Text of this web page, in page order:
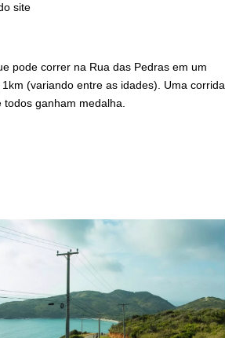
site
pode correr na Rua das Pedras em um
(variando entre as idades). Uma corrida
ganham medalha.